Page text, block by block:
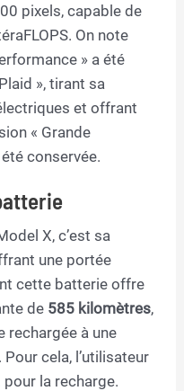
pixels, capable de
On note
» a été
», tirant sa
et offrant
« Grande
conservée.
X, c’est sa
une portée
cette batterie offre
de 585 kilomètres,
rechargée à une
. Pour cela, l’utilisateur
pour la recharge.